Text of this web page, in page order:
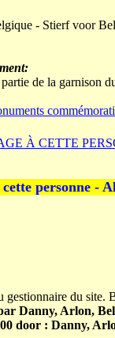
- Stierf voor
de la garnison
À CETTE
personne -
gestionnaire du site.
Danny, Arlon,
door : Danny,